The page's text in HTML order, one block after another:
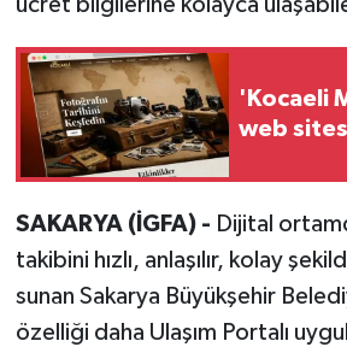
ücret bilgilerine kolayca
'Kocaeli
web
SAKARYA (İGFA) - Dijital
takibini hızlı, anlaşılır, kolay
sunan Sakarya Büyükşehir
özelliği daha Ulaşım Portalı